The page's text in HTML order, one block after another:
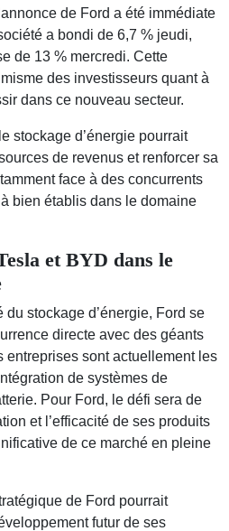
de Ford a été immédiate
a bondi de 6,7 % jeudi,
de 13 % mercredi. Cette
des investisseurs quant à
dans ce nouveau secteur.
stockage d’énergie pourrait
de revenus et renforcer sa
face à des concurrents
bien établis dans le domaine
et BYD dans le
du stockage d’énergie, Ford se
directe avec des géants
entreprises sont actuellement les
de systèmes de
Pour Ford, le défi sera de
et l’efficacité de ses produits
de ce marché en pleine
de Ford pourrait
futur de ses